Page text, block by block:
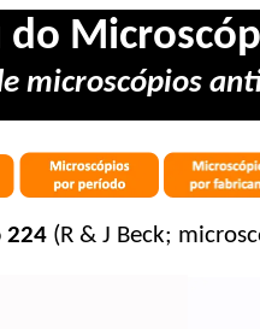
do
microscópios
224 (R & J Beck;